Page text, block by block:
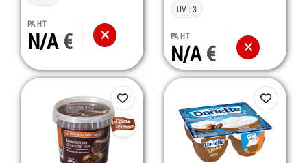
PA HT
N/A
UV : 3
PA HT
N/A